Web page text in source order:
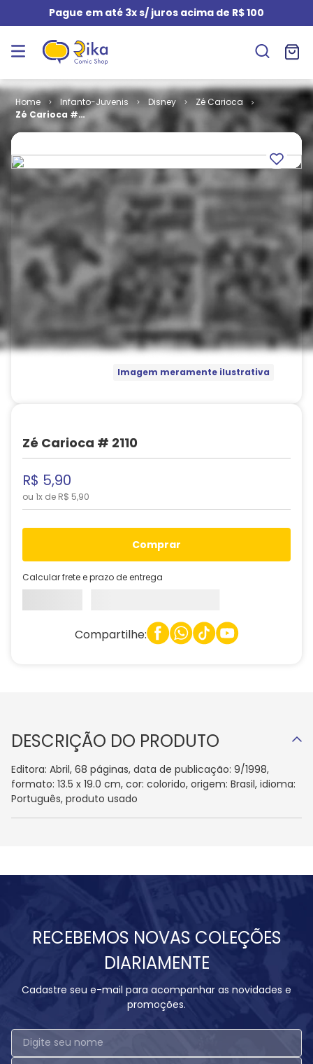
Pague em até 3x s/ juros acima de R$ 100
Infanto-Juvenis Disney
Zé Carioca
Zé Carioca #
2110
Imagem meramente ilustrativa
Zé Carioca # 2110
R$ 5,90
ou 1x de R$ 5,90
comprar
Calcular frete e prazo de entrega
Compartilhe:
DESCRIÇÃO DO PRODUTO
Editora: Abril, 68 páginas, data de publicação: 9/1998,
formato: 13.5 x 19.0 cm, cor: colorido, origem: Brasil, idioma:
Português, produto usado
RECEBEMOS NOVAS COLEÇÕES
DIARIAMENTE
Cadastre seu e-mail para acompanhar as novidades e
promoções.